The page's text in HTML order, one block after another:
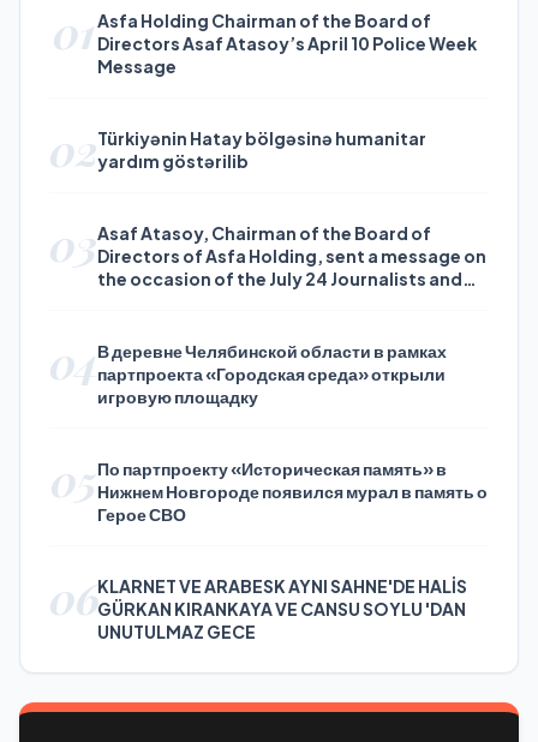
01Asfa Holding Chairman of the Board of
Directors Asaf Atasoy’s April 10 Police Week
Message
02Türkiyənin Hatay bölgəsinə humanitar
yardım göstərilib
03Asaf Atasoy, Chairman of the Board of
Directors of Asfa Holding, sent a message on
the occasion of the July 24 Journalists and
04В деревне Челябинской области в рамках
партпроекта «Городская среда» открыли
игровую площадку
05По партпроекту «Историческая память» в
Нижнем Новгороде появился мурал в память о
Герое СВО
06KLARNET VE ARABESK AYNI SAHNE'DE HALİS
GÜRKAN KIRANKAYA VE CANSU SOYLU 'DAN
UNUTULMAZ GECE